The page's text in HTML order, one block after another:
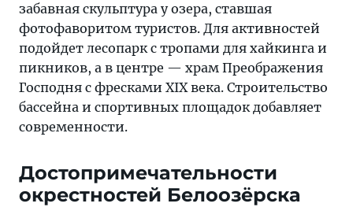
забавная скульптура у озера, ставшая
фотофаворитом туристов. Для активностей
подойдет лесопарк с тропами для хайкинга и
пикников, а в центре — храм Преображения
Господня с фресками XIX века. Строительство
бассейна и спортивных площадок добавляет
современности.
Достопримечательности
окрестностей Белоозёрска